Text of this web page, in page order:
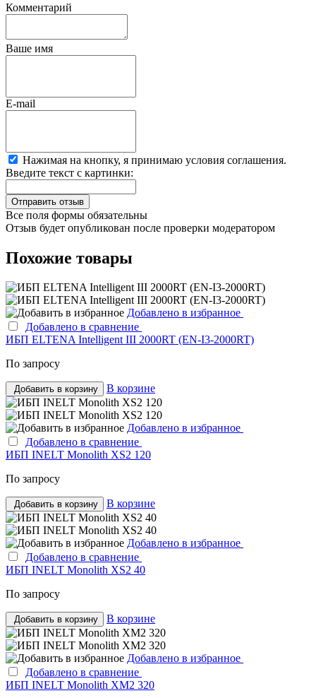
Комментарий
Ваше имя
E-mail
Нажимая на кнопку, я принимаю условия соглашения.
Введите текст с картинки:
Все поля формы обязательны
Отзыв будет опубликован после проверки модератором
Похожие товары
Добавлено в избранное
Добавлено в сравнение
ИБП ELTENA Intelligent III 2000RT (EN-I3-2000RT)
По запросу
Добавить в корзину В корзине
Добавлено в избранное
Добавлено в сравнение
ИБП INELT Monolith XS2 120
По запросу
Добавить в корзину В корзине
Добавлено в избранное
Добавлено в сравнение
ИБП INELT Monolith XS2 40
По запросу
Добавить в корзину В корзине
Добавлено в избранное
Добавлено в сравнение
ИБП INELT Monolith XM2 320